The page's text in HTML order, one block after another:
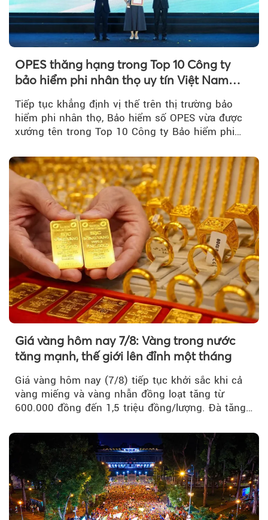
OPES thăng hạng trong Top 10 Công ty
bảo hiểm phi nhân thọ uy tín Việt Nam
2026
Tiếp tục khẳng định vị thế trên thị trường bảo
hiểm phi nhân thọ, Bảo hiểm số OPES vừa được
xướng tên trong Top 10 Công ty Bảo hiểm phi
Giá vàng hôm nay 7/8: Vàng trong nước
tăng mạnh, thế giới lên đỉnh một tháng
Giá vàng hôm nay (7/8) tiếp tục khởi sắc khi cả
vàng miếng và vàng nhẫn đồng loạt tăng từ
600.000 đồng đến 1,5 triệu đồng/lượng. Đà tăng
vàng thế giới bứt phá lên mức cao nhất trong
một tháng.